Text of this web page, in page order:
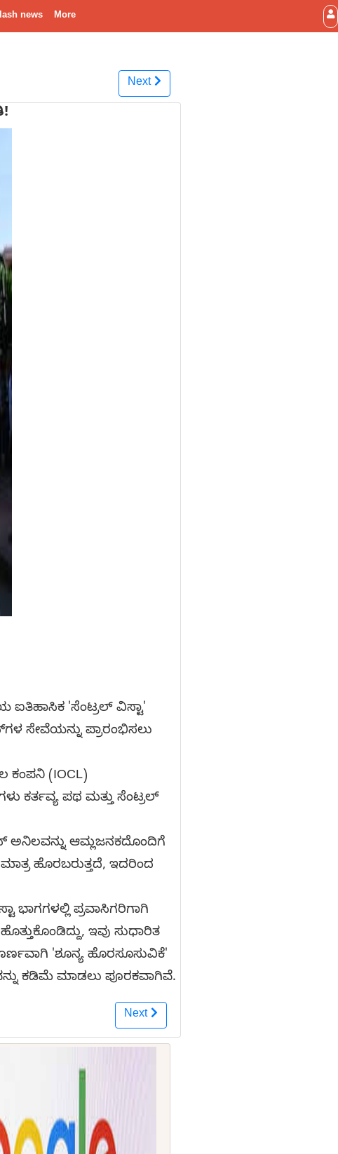
news More
Next
ಐತಿಹಾಸಿಕ 'ಸೆಂಟ್ರಲ್ ವಿಸ್ಟಾ'
ಸೇವೆಯನ್ನು ಪ್ರಾರಂಭಿಸಲು
ಕಂಪನಿ (IOCL)
ಕರ್ತವ್ಯ ಪಥ ಮತ್ತು ಸೆಂಟ್ರಲ್
ಅನಿಲವನ್ನು ಆಮ್ಲಜನಕದೊಂದಿಗೆ
ಹೊರಬರುತ್ತದೆ, ಇದರಿಂದ
ಭಾಗಗಳಲ್ಲಿ ಪ್ರವಾಸಿಗರಿಗಾಗಿ
ಇವು ಸುಧಾರಿತ
'ಶೂನ್ಯ ಹೊರಸೂಸುವಿಕೆ'
ಕಡಿಮೆ ಮಾಡಲು ಪೂರಕವಾಗಿವೆ.
Next